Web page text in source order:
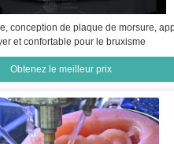
conception de plaque de morsure,
et confortable pour le bruxisme
Obtenez le meilleur prix